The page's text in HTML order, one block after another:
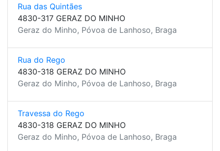
Rua das Quintães
4830-317 GERAZ DO MINHO
Geraz do Minho, Póvoa de Lanhoso, Braga
Rua do Rego
4830-318 GERAZ DO MINHO
Geraz do Minho, Póvoa de Lanhoso, Braga
Travessa do Rego
4830-318 GERAZ DO MINHO
Geraz do Minho, Póvoa de Lanhoso, Braga